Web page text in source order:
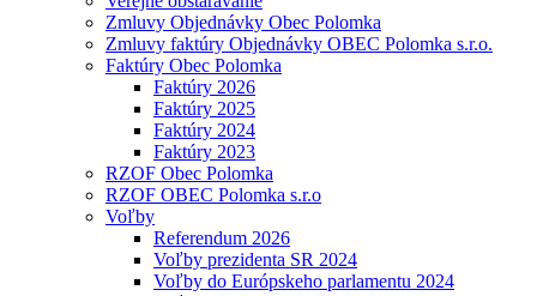
Zmluvy Objednávky Obec Polomka
Zmluvy faktúry Objednávky OBEC Polomka s.r.o.
Faktúry Obec Polomka
Faktúry 2026
Faktúry 2025
Faktúry 2024
Faktúry 2023
RZOF Obec Polomka
RZOF OBEC Polomka s.r.o
Voľby
Referendum 2026
Voľby prezidenta SR 2024
Voľby do Európskeho parlamentu 2024